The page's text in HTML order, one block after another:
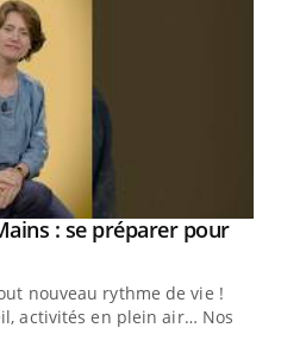
: se préparer pour
nouveau rythme de vie !
activités en plein air… Nos